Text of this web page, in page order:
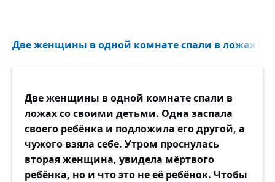
Две женщины в одной комнате спали в ложах со
Две женщины в одной комнате спали в
ложах со своими детьми. Одна заспала
своего ребёнка и подложила его другой, а
чужого взяла себе. Утром проснулась
вторая женщина, увидела мёртвого
ребёнка, но и что это не её ребёнок. Чтобы